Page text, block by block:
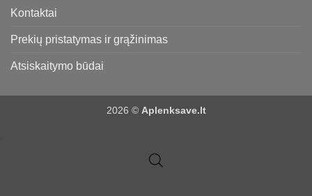
Kontaktai
Prekių pristatymas ir grąžinimas
Atsiskaitymo būdai
2026 © Aplenksave.lt